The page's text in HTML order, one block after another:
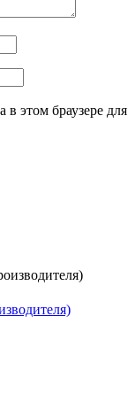
в этом браузере для